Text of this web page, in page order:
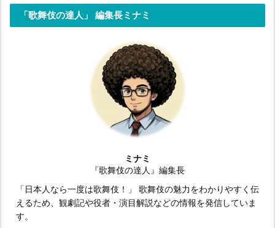
「歌舞伎の達人」 編集長ミナミ
ミナミ
『歌舞伎の達人』編集長
「日本人なら一度は歌舞伎！」 歌舞伎の魅力をわかりやすく伝
えるため、観劇記や役者・演目解説などの情報を発信していま
す。